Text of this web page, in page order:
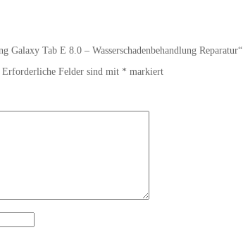
Galaxy Tab E 8.0 – Wasserschadenbehandlung Reparatur“
Erforderliche Felder sind mit * markiert